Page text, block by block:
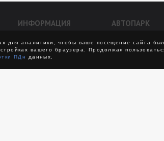
ИНФОРМАЦИЯ
Как оформить заказ
Условия
Способы оплаты
АВТОПАРК
Мерседесы
для аналитики, чтобы ваше посещение сайта
вашего браузера. Продолжая
ПДн данных.